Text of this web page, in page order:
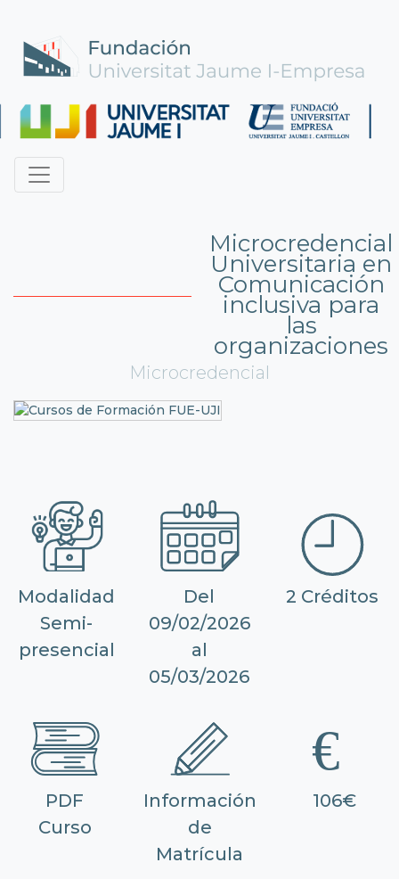
Microcredencial
Universitaria en
Comunicación
inclusiva para
las
organizaciones
Microcredencial
Modalidad
Semi-
presencial
Del
09/02/2026
al
05/03/2026
2 Créditos
PDF
Curso
Información
de
Matrícula
106€